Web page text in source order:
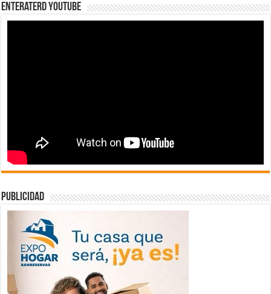
EnterateRD YOUTUBE
publicidad